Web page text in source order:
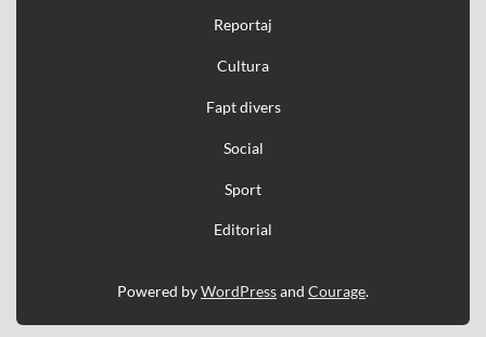
Reportaj
Cultura
Fapt divers
Social
Sport
Editorial
Powered byWordPressand Courage.